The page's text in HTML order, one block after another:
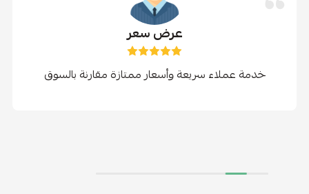
عرض سعر
خدمة عملاء سريعة وأسعار ممتازة مقارنة بالسوق